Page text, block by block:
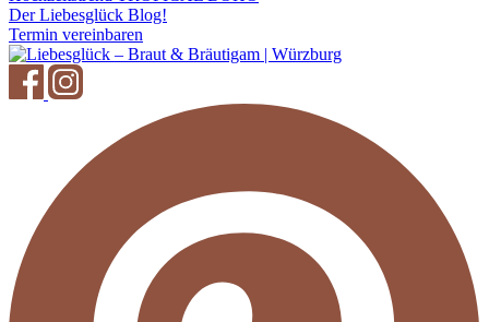
Der Liebesglück Blog!
Termin vereinbaren